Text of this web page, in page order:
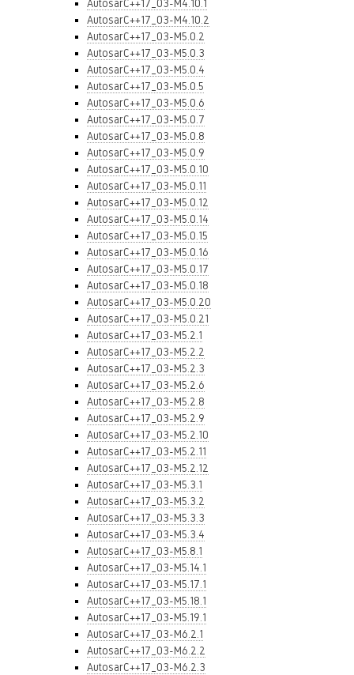
AutosarC++17_03-M4.10.1
AutosarC++17_03-M4.10.2
AutosarC++17_03-M5.0.2
AutosarC++17_03-M5.0.3
AutosarC++17_03-M5.0.4
AutosarC++17_03-M5.0.5
AutosarC++17_03-M5.0.6
AutosarC++17_03-M5.0.7
AutosarC++17_03-M5.0.8
AutosarC++17_03-M5.0.9
AutosarC++17_03-M5.0.10
AutosarC++17_03-M5.0.11
AutosarC++17_03-M5.0.12
AutosarC++17_03-M5.0.14
AutosarC++17_03-M5.0.15
AutosarC++17_03-M5.0.16
AutosarC++17_03-M5.0.17
AutosarC++17_03-M5.0.18
AutosarC++17_03-M5.0.20
AutosarC++17_03-M5.0.21
AutosarC++17_03-M5.2.1
AutosarC++17_03-M5.2.2
AutosarC++17_03-M5.2.3
AutosarC++17_03-M5.2.6
AutosarC++17_03-M5.2.8
AutosarC++17_03-M5.2.9
AutosarC++17_03-M5.2.10
AutosarC++17_03-M5.2.11
AutosarC++17_03-M5.2.12
AutosarC++17_03-M5.3.1
AutosarC++17_03-M5.3.2
AutosarC++17_03-M5.3.3
AutosarC++17_03-M5.3.4
AutosarC++17_03-M5.8.1
AutosarC++17_03-M5.14.1
AutosarC++17_03-M5.17.1
AutosarC++17_03-M5.18.1
AutosarC++17_03-M5.19.1
AutosarC++17_03-M6.2.1
AutosarC++17_03-M6.2.2
AutosarC++17_03-M6.2.3